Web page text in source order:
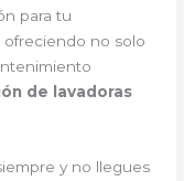
para tu
, ofreciendo no solo
de lavadoras
y no llegues